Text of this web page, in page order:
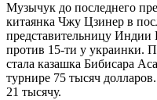
Музычук до последнего
китаянка Чжу Цзинер в
представительницу Индии
против 15-ти у украинки.
стала казашка Бибисара
турнире 75 тысяч
21 тысячу.